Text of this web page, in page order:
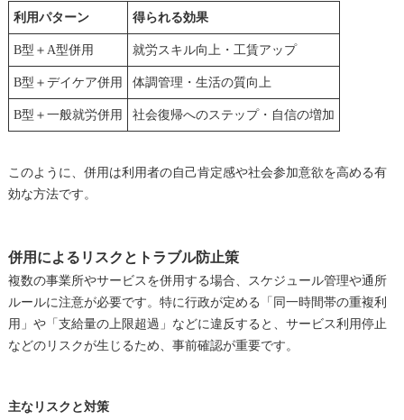
利用パターン 得られる効果
B型＋A型併用 就労スキル向上・工賃アップ
B型＋デイケア併用 体調管理・生活の質向上
B型＋一般就労併用 社会復帰へのステップ・自信の増加
このように、併用は利用者の自己肯定感や社会参加意欲を高める有
効な方法です。
併用によるリスクとトラブル防止策
複数の事業所やサービスを併用する場合、スケジュール管理や通所
ルールに注意が必要です。特に行政が定める「同一時間帯の重複利
用」や「支給量の上限超過」などに違反すると、サービス利用停止
などのリスクが生じるため、事前確認が重要です。
主なリスクと対策